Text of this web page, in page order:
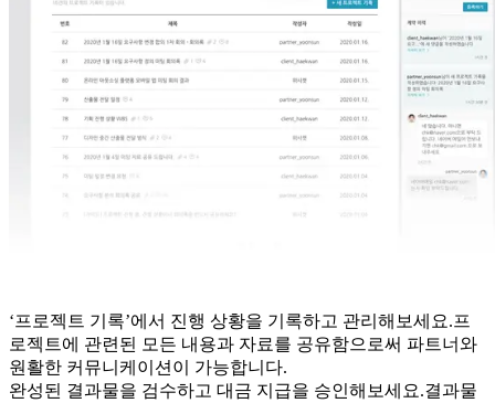
‘프로젝트 기록’에서 진행 상황을 기록하고 관리해보세요.프
로젝트에 관련된 모든 내용과 자료를 공유함으로써 파트너와
원활한 커뮤니케이션이 가능합니다.
완성된 결과물을 검수하고 대금 지급을 승인해보세요.결과물